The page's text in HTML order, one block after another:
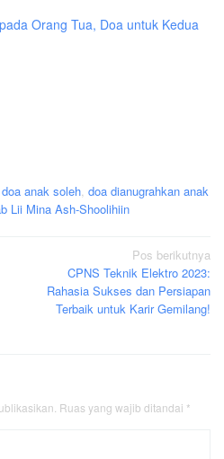
Orang Tua, Doa untuk Kedua
doa anak soleh, doa dianugrahkan anak
Lii Mina Ash-Shoolihiin
Pos berikutnya
CPNS Teknik Elektro 2023:
Rahasia Sukses dan Persiapan
Terbaik untuk Karir Gemilang!
Ruas yang wajib ditandai *